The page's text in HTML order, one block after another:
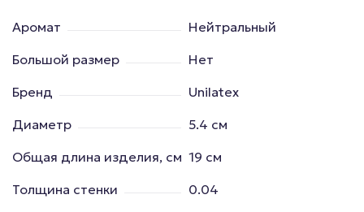
Аромат
Нейтральный
Большой размер
Нет
Бренд
Unilatex
Диаметр
5.4 см
Общая длина изделия, см 19 см
Толщина стенки
0.04